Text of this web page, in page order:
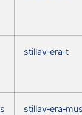
stillav‑era‑t